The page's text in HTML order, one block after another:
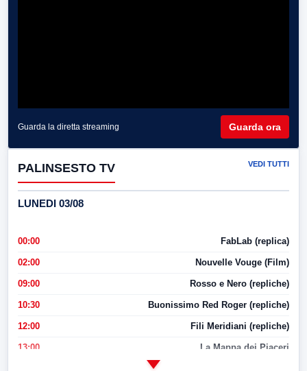
Guarda la diretta streaming Guarda ora
PALINSESTO TV VEDI TUTTI
LUNEDI 03/08
00:00 FabLab (replica)
02:00 Nouvelle Vouge (Film)
09:00 Rosso e Nero (repliche)
10:30 Buonissimo Red Roger (repliche)
12:00 Fili Meridiani (repliche)
13:00 La Mappa dei Piaceri